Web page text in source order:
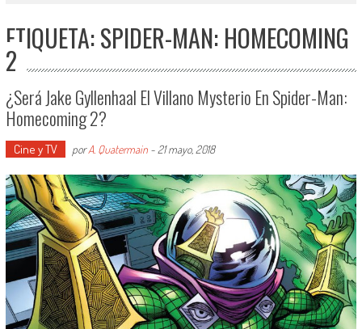
ETIQUETA: SPIDER-MAN: HOMECOMING
2
¿Será Jake Gyllenhaal El Villano Mysterio En Spider-Man:
Homecoming 2?
Cine y TV porA. Quatermain- 21 mayo, 2018